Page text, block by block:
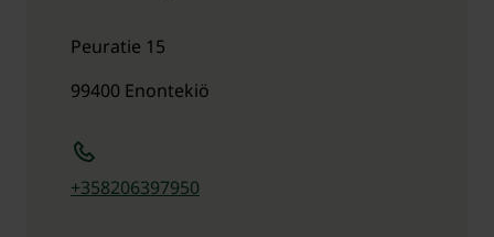
Peuratie 15
99400 Enontekiö
+358206397950